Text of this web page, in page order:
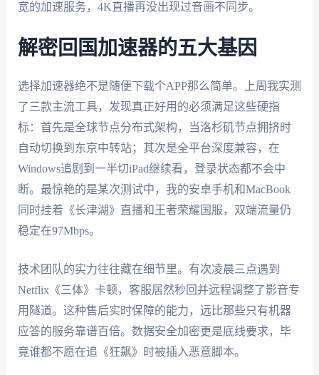
宽的加速服务，4K直播再没出现过音画不同步。
解密回国加速器的五大基因
选择加速器绝不是随便下载个APP那么简单。上周我实测
了三款主流工具，发现真正好用的必须满足这些硬指
标：首先是全球节点分布式架构，当洛杉矶节点拥挤时
自动切换到东京中转站；其次是全平台深度兼容，在
Windows追剧到一半切iPad继续看，登录状态都不会中
断。最惊艳的是某次测试中，我的安卓手机和MacBook
同时挂着《长津湖》直播和王者荣耀国服，双端流量仍
稳定在97Mbps。
技术团队的实力往往藏在细节里。有次凌晨三点遇到
Netflix《三体》卡顿，客服居然秒回并远程调整了影音专
用隧道。这种售后实时保障的能力，远比那些只有机器
应答的服务靠谱百倍。数据安全加密更是底线要求，毕
竟谁都不愿在追《狂飙》时被插入恶意脚本。